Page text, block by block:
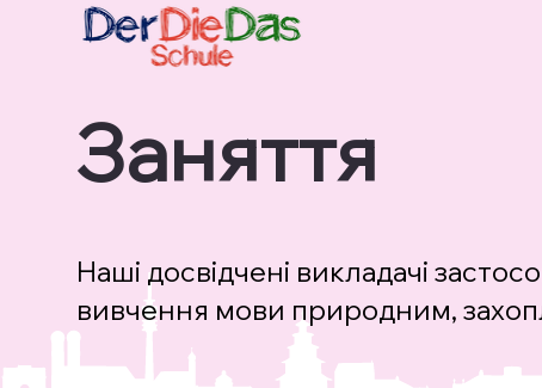
Заняття
Наші досвідчені викладачі
вивчення мови природним,